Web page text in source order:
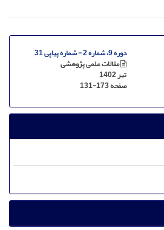
دوره 9، شماره 2 - شماره پیاپی 31
مقالات علمی پژوهشی
تیر 1402
صفحه131-173